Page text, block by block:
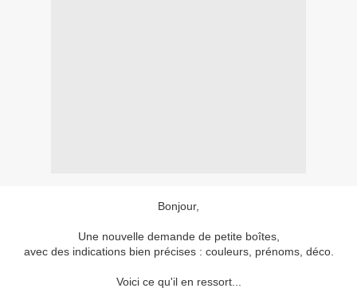
Bonjour,
Une nouvelle demande de petite boîtes,
avec des indications bien précises : couleurs, prénoms, déco.
Voici ce qu'il en ressort...